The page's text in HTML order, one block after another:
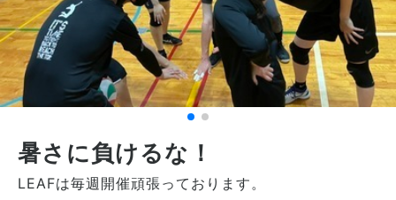
暑さに負けるな！
LEAFは毎週開催頑張っております。